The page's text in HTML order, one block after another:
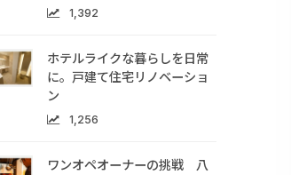
1,392
ホテルライクな暮らしを日常
に。戸建て住宅リノベーショ
ン
1,256
ワンオペオーナーの挑戦 八